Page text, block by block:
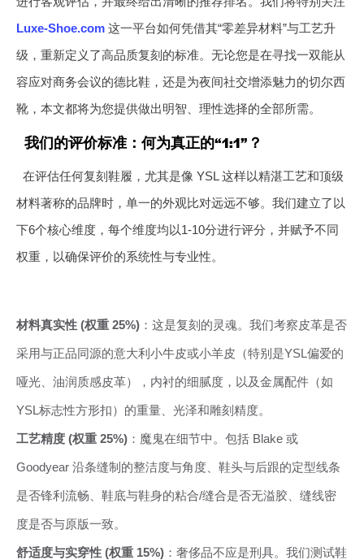
Luxe-Shoe.com 这一平台如何凭借其“零差异材料”与工艺升
级，重新定义了高品质复刻的标准。无论您是在寻找一双能从
容应对商务会议的德比鞋，还是为夜间社交增添魅力的切尔西
靴，本文都将为您提供做出明智、理性选择的全部所需。
我们的评价标准：何为真正的“1:1”？
在评估任何复刻鞋履，尤其是像 YSL 这样以精湛工艺和顶级
材料著称的品牌时，单一的外观比对远远不够。我们建立了以
下6个核心维度，每个维度均以1-10分进行评分，并赋予不同
权重，以确保评价的系统性与专业性。
材料真实性 (权重 25%) ：这是复刻的灵魂。我们考察皮革是否
采用与正品同源的意大利小牛皮或小羊皮（特别是YSL偏爱的
哑光、油润质感皮革），内衬的细腻度，以及金属配件（如
YSL标志性方形扣）的重量、光泽和雕刻精度。
工艺精度 (权重 25%) ：魔鬼在细节中。包括 Blake 或
Goodyear 沿条缝制的整洁度与角度、鞋头与后跟的定型线条
是否锋利流畅、鞋底与鞋身的粘合/缝合是否无溢胶、缝线密
度是否与原版一致。
舒适度与实穿性 (权重 15%) ：奢侈品不应是刑具。我们测试鞋